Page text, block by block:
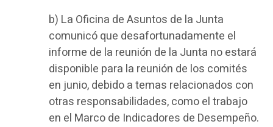
b) La Oficina de Asuntos de la Junta
comunicó que desafortunadamente el
informe de la reunión de la Junta no estará
disponible para la reunión de los comités
en junio, debido a temas relacionados con
otras responsabilidades, como el trabajo
en el Marco de Indicadores de Desempeño.